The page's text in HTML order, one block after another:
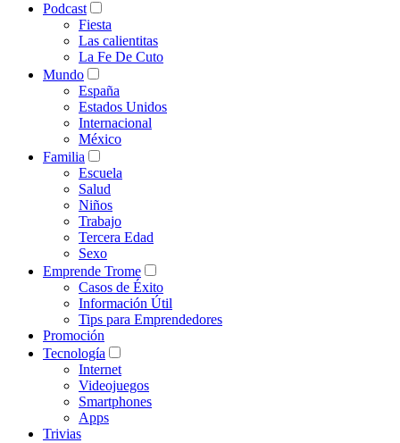
Podcast
Fiesta
Las calientitas
La Fe De Cuto
Mundo
España
Estados Unidos
Internacional
México
Familia
Escuela
Salud
Niños
Trabajo
Tercera Edad
Sexo
Emprende Trome
Casos de Éxito
Información Útil
Tips para Emprendedores
Promoción
Tecnología
Internet
Videojuegos
Smartphones
Apps
Trivias